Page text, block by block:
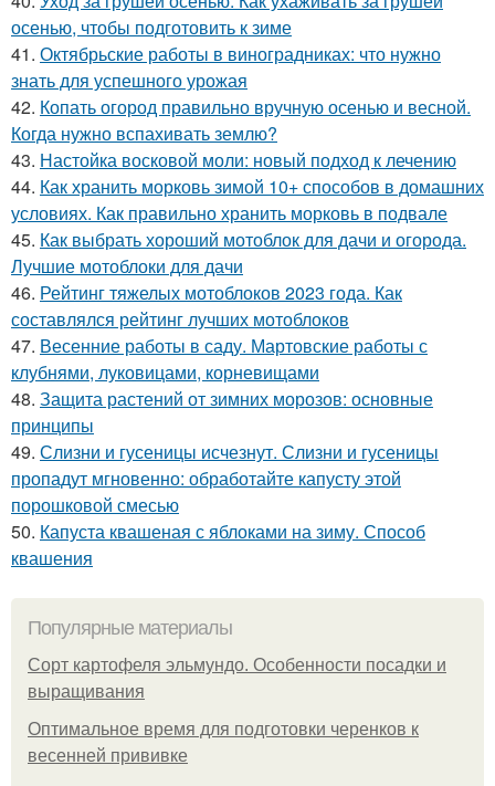
осенью, чтобы подготовить к зиме
41. Октябрьские работы в виноградниках: что нужно
знать для успешного урожая
42. Копать огород правильно вручную осенью и весной.
Когда нужно вспахивать землю?
43. Настойка восковой моли: новый подход к лечению
44. Как хранить морковь зимой 10+ способов в домашних
условиях. Как правильно хранить морковь в подвале
45. Как выбрать хороший мотоблок для дачи и огорода.
Лучшие мотоблоки для дачи
46. Рейтинг тяжелых мотоблоков 2023 года. Как
составлялся рейтинг лучших мотоблоков
47. Весенние работы в саду. Мартовские работы с
клубнями, луковицами, корневищами
48. Защита растений от зимних морозов: основные
принципы
49. Слизни и гусеницы исчезнут. Слизни и гусеницы
пропадут мгновенно: обработайте капусту этой
порошковой смесью
50. Капуста квашеная с яблоками на зиму. Способ
квашения
Популярные материалы
Сорт картофеля эльмундо. Особенности посадки и
выращивания
Оптимальное время для подготовки черенков к
весенней прививке